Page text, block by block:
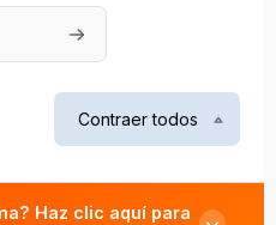
Buscar cursos
Contraer todos
Haz clic aquí para